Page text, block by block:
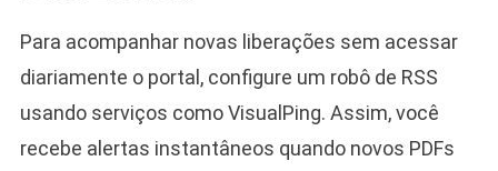
Para acompanhar novas liberações sem acessar
diariamente o portal, configure um robô de RSS
usando serviços como VisualPing. Assim, você
recebe alertas instantâneos quando novos PDFs